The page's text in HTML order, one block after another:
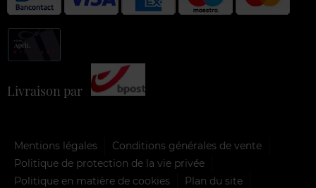
Livraison par
Mentions légales
Conditions générales de vente
Politique de protection de la vie privée
Politique en matière de cookies
Plan du site